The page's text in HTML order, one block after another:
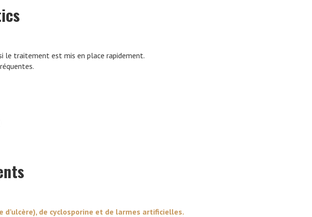
le traitement est mis en place rapidement.
de cyclosporine et de larmes artificielles.